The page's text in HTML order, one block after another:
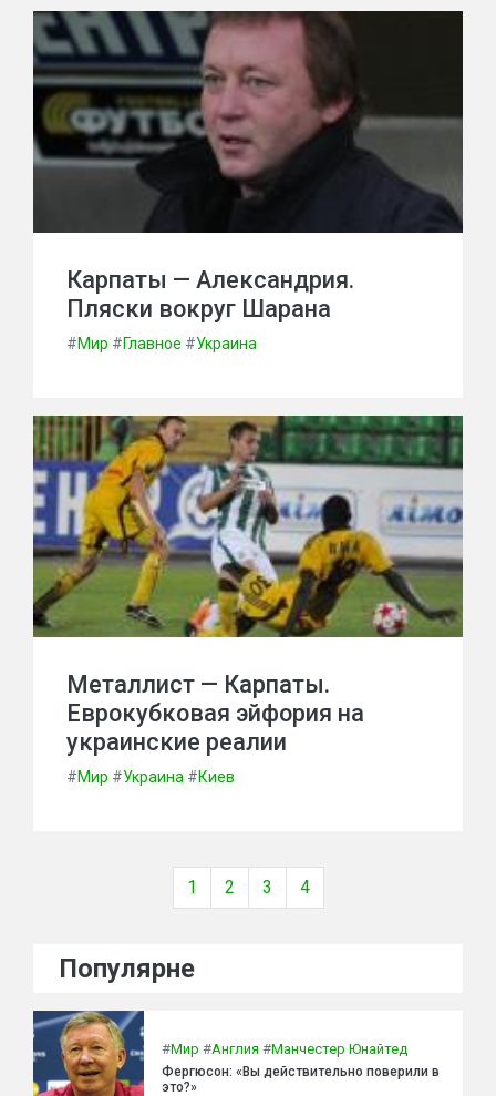
Карпаты — Александрия.
Пляски вокруг Шарана
#Мир #Главное #Украина
Металлист — Карпаты.
Еврокубковая эйфория на
украинские реалии
#Мир #Украина #Киев
1 2 3 4
Популярне
#Мир #Англия #Манчестер Юнайтед
Фергюсон: «Вы действительно поверили в
это?»